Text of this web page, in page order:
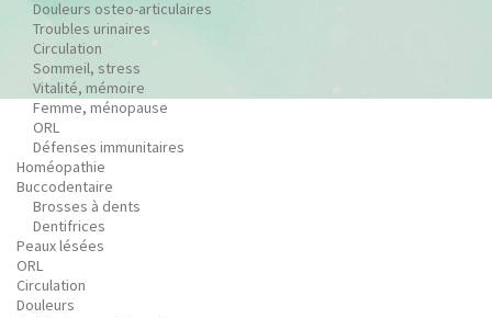
Douleurs osteo-articulaires
Troubles urinaires
Circulation
Sommeil, stress
Vitalité, mémoire
Femme, ménopause
ORL
Défenses immunitaires
Homéopathie
Buccodentaire
Brosses à dents
Dentifrices
Peaux lésées
ORL
Circulation
Douleurs